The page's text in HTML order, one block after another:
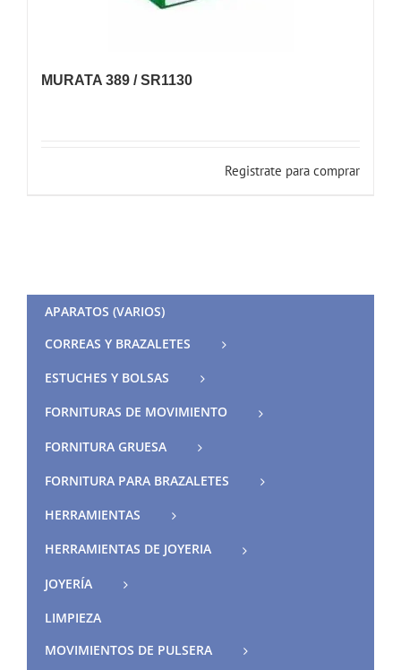
MURATA 389 / SR1130
Registrate para comprar
APARATOS (VARIOS)
CORREAS Y BRAZALETES
ESTUCHES Y BOLSAS
FORNITURAS DE MOVIMIENTO
FORNITURA GRUESA
FORNITURA PARA BRAZALETES
HERRAMIENTAS
HERRAMIENTAS DE JOYERIA
JOYERÍA
LIMPIEZA
MOVIMIENTOS DE PULSERA